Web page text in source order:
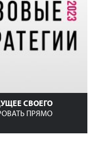
СВОЕГО
ПРЯМО